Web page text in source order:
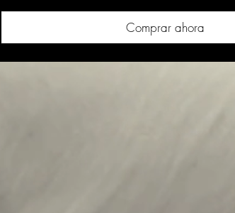
Comprar ahora